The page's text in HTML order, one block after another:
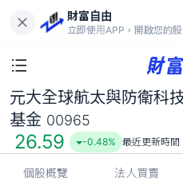
財富自由
立即使用APP，開啟您的股
元大全球航太與防衛科技ETF
26.59
-
元大全球航太與防衛科
基金 00965
26.59 -0.48% 最近更新時間
個股概覽 法人買賣